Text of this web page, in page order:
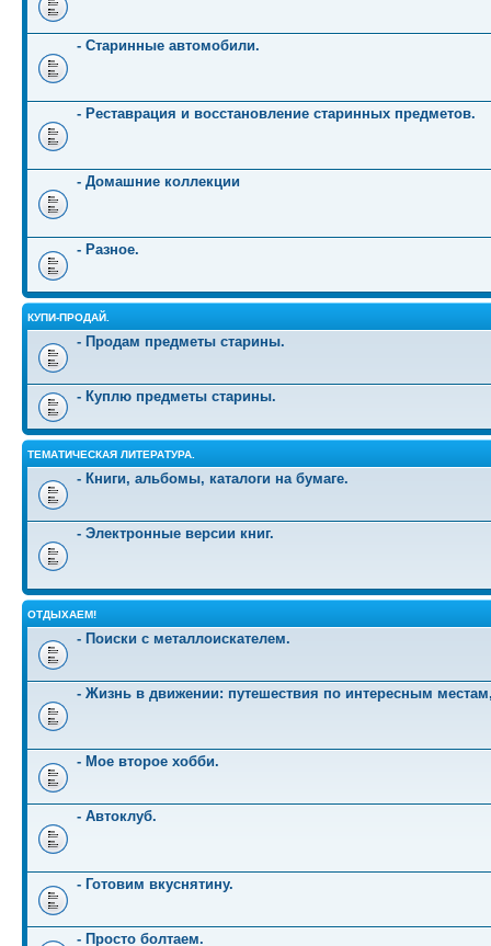
- Старинные автомобили.
- Реставрация и восстановление старинных предметов.
- Домашние коллекции
- Разное.
КУПИ-ПРОДАЙ.
- Продам предметы старины.
- Куплю предметы старины.
ТЕМАТИЧЕСКАЯ ЛИТЕРАТУРА.
- Книги, альбомы, каталоги на бумаге.
- Электронные версии книг.
ОТДЫХАЕМ!
- Поиски с металлоискателем.
- Жизнь в движении: путешествия по интересным
- Мое второе хобби.
- Автоклуб.
- Готовим вкуснятину.
- Просто болтаем.